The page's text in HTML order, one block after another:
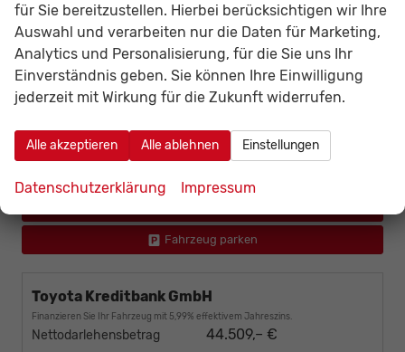
Zustand, Beschaffenheit
Scheckheftgepflegt
Zustand, Fahrfähigkeit
fahrtauglich
Gesamtpreis 55.609,– €
incl. 19% MwSt., den Kosten für Überführung und Zulassungspapieren
Fahrzeug parken
Toyota Kreditbank GmbH
Finanzieren Sie Ihr Fahrzeug mit 5,99% effektivem Jahreszins.
Nettodarlehensbetrag 44.509,– €
für Sie bereitzustellen. Hierbei berücksichtigen wir Ihre
Auswahl und verarbeiten nur die Daten für Marketing,
Analytics und Personalisierung, für die Sie uns Ihr
Einverständnis geben. Sie können Ihre Einwilligung
jederzeit mit Wirkung für die Zukunft widerrufen.
Alle akzeptieren Alle ablehnen Einstellungen
Datenschutzerklärung Impressum